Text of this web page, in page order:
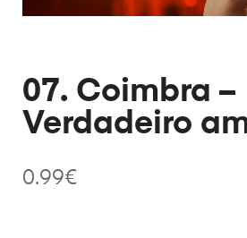
07. Coimbra –
Verdadeiro
0.99€